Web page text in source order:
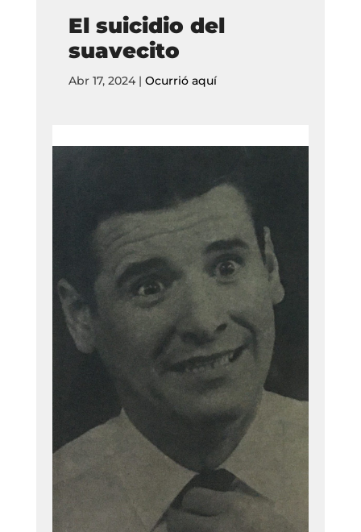
El suicidio del
suavecito
Abr 17, 2024| Ocurrió aquí